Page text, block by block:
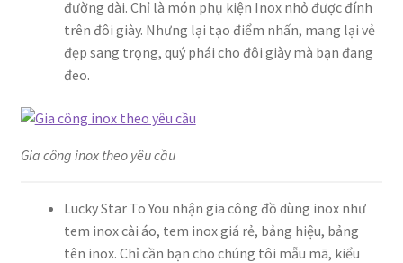
đường dài. Chỉ là món phụ kiện Inox nhỏ được đính
trên đôi giày. Nhưng lại tạo điểm nhấn, mang lại vẻ
đẹp sang trọng, quý phái cho đôi giày mà bạn đang
đeo.
Gia công inox theo yêu cầu
Lucky Star To You nhận gia công đồ dùng inox như
tem inox cài áo, tem inox giá rẻ, bảng hiệu, bảng
tên inox. Chỉ cần bạn cho chúng tôi mẫu mã, kiểu